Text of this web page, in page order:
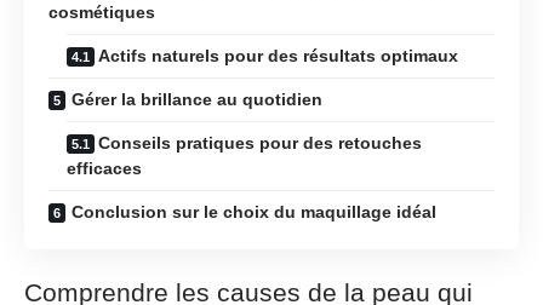
cosmétiques
Actifs naturels pour des résultats optimaux
Gérer la brillance au quotidien
Conseils pratiques pour des retouches
efficaces
Conclusion sur le choix du maquillage idéal
Comprendre les causes de la peau qui